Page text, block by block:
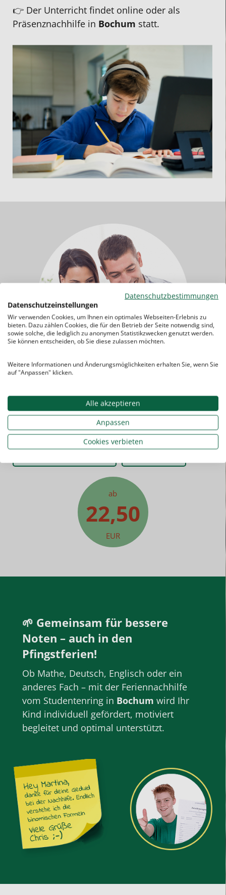
👉 Der Unterricht findet online oder als
Präsenznachhilfe in Bochum statt.
Kontaktieren Sie uns einfach.
ab
22,50
EUR
🌱 Gemeinsam für bessere
Noten – auch in den
Pfingstferien!
Ob Mathe, Deutsch, Englisch oder ein
anderes Fach – mit der Feriennachhilfe
vom Studentenring in Bochum wird Ihr
Kind individuell gefördert, motiviert
begleitet und optimal unterstützt.
Datenschutzbestimmungen
Datenschutzeinstellungen
Wir verwenden Cookies, um Ihnen ein optimales Webseiten-Erlebnis zu
bieten. Dazu zählen Cookies, die für den Betrieb der Seite notwendig sind,
sowie solche, die lediglich zu anonymen Statistikzwecken genutzt werden.
Sie können entscheiden, ob Sie diese zulassen möchten.
Weitere Informationen und Änderungsmöglichkeiten erhalten Sie, wenn Sie
auf "Anpassen" klicken.
Alle akzeptieren
Anpassen
Cookies verbieten